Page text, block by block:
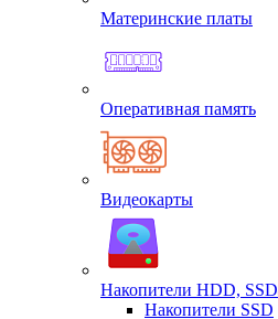
Материнские платы
Оперативная память
Видеокарты
Накопители HDD, SSD
Накопители SSD